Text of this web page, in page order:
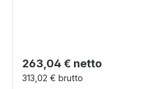
Regulärer Preis:
263,04 € netto
313,02 € brutto